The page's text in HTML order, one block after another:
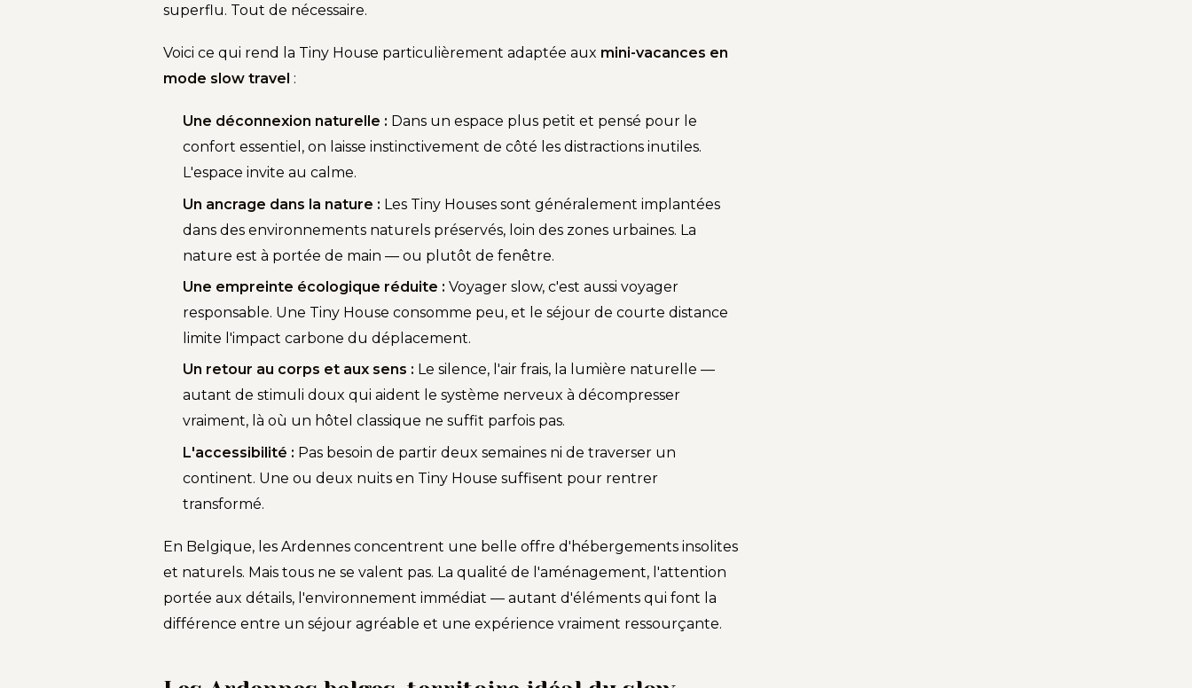
superflu. Tout de nécessaire.
Voici ce qui rend la Tiny House particulièrement adaptée aux mini-vacances en
mode slow travel :
Une déconnexion naturelle : Dans un espace plus petit et pensé pour le
confort essentiel, on laisse instinctivement de côté les distractions inutiles.
L'espace invite au calme.
Un ancrage dans la nature : Les Tiny Houses sont généralement implantées
dans des environnements naturels préservés, loin des zones urbaines. La
nature est à portée de main — ou plutôt de fenêtre.
Une empreinte écologique réduite : Voyager slow, c'est aussi voyager
responsable. Une Tiny House consomme peu, et le séjour de courte distance
limite l'impact carbone du déplacement.
Un retour au corps et aux sens : Le silence, l'air frais, la lumière naturelle —
autant de stimuli doux qui aident le système nerveux à décompresser
vraiment, là où un hôtel classique ne suffit parfois pas.
L'accessibilité : Pas besoin de partir deux semaines ni de traverser un
continent. Une ou deux nuits en Tiny House suffisent pour rentrer
transformé.
En Belgique, les Ardennes concentrent une belle offre d'hébergements insolites
et naturels. Mais tous ne se valent pas. La qualité de l'aménagement, l'attention
portée aux détails, l'environnement immédiat — autant d'éléments qui font la
différence entre un séjour agréable et une expérience vraiment ressourçante.